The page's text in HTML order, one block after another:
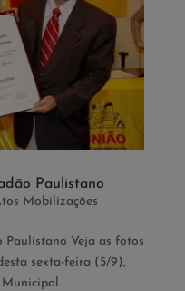
Paulistano
Mobilizações
Paulistano Veja as fotos
sexta-feira (5/9),